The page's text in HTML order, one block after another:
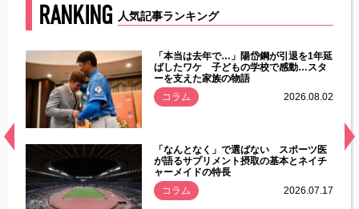
RANKING 人気記事ランキング
常
「本当は去年で…」陽岱鋼が引退を1年延
ばしたワケ 子どもの学校で感動…スタ
ーを支えた家族の物語
コラム
2026.08.02
「なんとなく」で選ばない スポーツ医
が語るサプリメント摂取の基本とネイチ
ャーメイドの特長
コラム
2026.07.17